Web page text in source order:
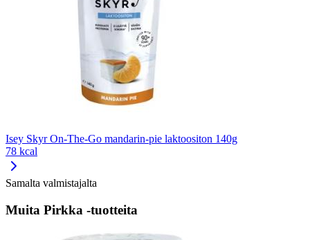
Isey Skyr On-The-Go mandarin-pie laktoositon 140g
78 kcal
Samalta valmistajalta
Muita Pirkka -tuotteita